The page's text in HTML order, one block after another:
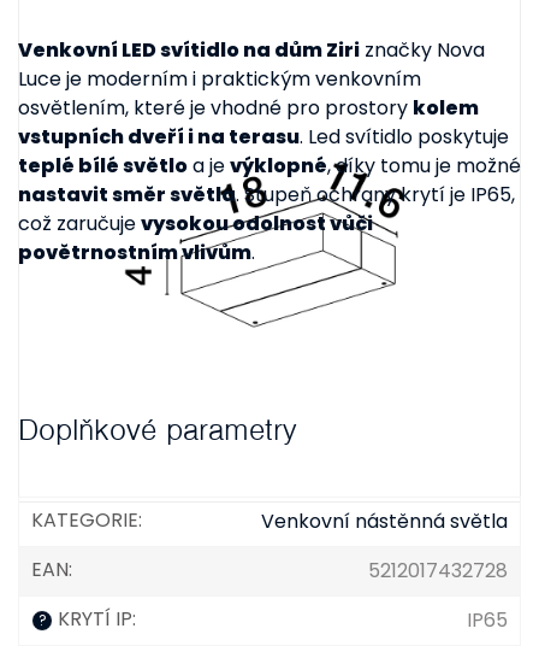
Venkovní LED svítidlo na dům Ziri značky Nova
Luce je moderním i praktickým venkovním
osvětlením, které je vhodné pro prostory kolem
vstupních dveří i na terasu. Led svítidlo poskytuje
teplé bílé světloa jevýklopné, díky tomu je možné
nastavit směr světla. Stupeň ochrany krytí je IP65,
což zaručujevysokou odolnost vůči
povětrnostním vlivům.
Doplňkové parametry
KATEGORIE:
Venkovní nástěnná světla
EAN: 5212017432728
? KRYTÍ IP: IP65